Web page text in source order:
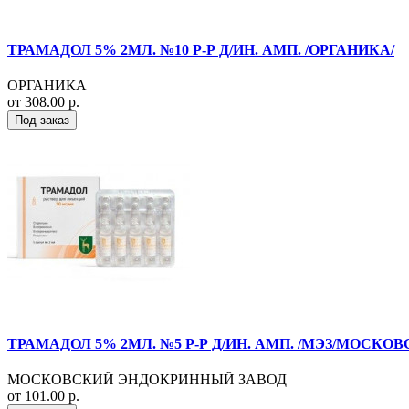
ТРАМАДОЛ 5% 2МЛ. №10 Р-Р Д/ИН. АМП. /ОРГАНИКА/
ОРГАНИКА
от 308.00 р.
Под заказ
ТРАМАДОЛ 5% 2МЛ. №5 Р-Р Д/ИН. АМП. /МЭЗ/
МОСКОВСКИЙ ЭНДОКРИННЫЙ ЗАВОД
от 101.00 р.